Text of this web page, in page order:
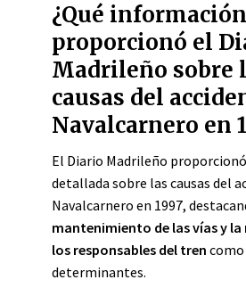
¿Qué información
proporcionó el
Madrileño sobre
causas del
Navalcarnero en
El Diario Madrileño
detallada sobre las causas del
Navalcarnero en 1997,
mantenimiento de las vías y la
los responsables del tren
determinantes.